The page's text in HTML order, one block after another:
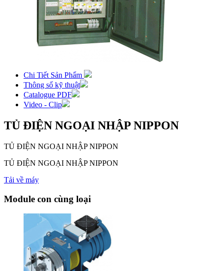
Chi Tiết Sản Phẩm
Thông số kỹ thuật
Catalogue PDF
Video - Clip
TỦ ĐIỆN NGOẠI NHẬP NIPPON
TỦ ĐIỆN NGOẠI NHẬP NIPPON
TỦ ĐIỆN NGOẠI NHẬP NIPPON
Tải về máy
Module con cùng loại